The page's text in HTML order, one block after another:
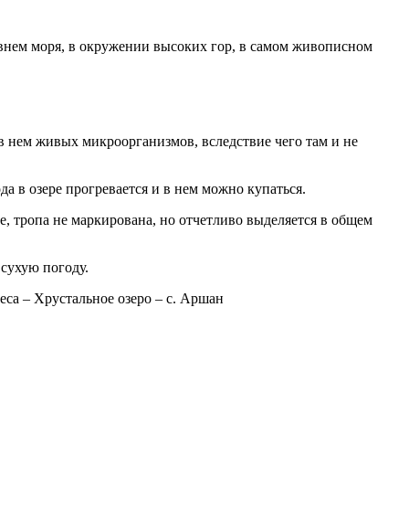
моря, в окружении высоких гор, в самом живописном
нем живых микроорганизмов, вследствие чего там и не
в озере прогревается и в нем можно купаться.
тропа не маркирована, но отчетливо выделяется в общем
погоду.
– Хрустальное озеро – с. Аршан